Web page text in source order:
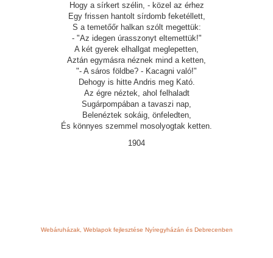
Hogy a sírkert szélin, - közel az érhez
Egy frissen hantolt sírdomb feketéllett,
S a temetőőr halkan szólt megettük:
- "Az idegen úrasszonyt eltemettük!"
A két gyerek elhallgat meglepetten,
Aztán egymásra néznek mind a ketten,
"- A sáros földbe? - Kacagni való!"
Dehogy is hitte Andris meg Kató.
Az égre néztek, ahol felhaladt
Sugárpompában a tavaszi nap,
Belenéztek sokáig, önfeledten,
És könnyes szemmel mosolyogtak ketten.
1904
Webáruházak, Weblapok fejlesztése Nyíregyházán és Debrecenben